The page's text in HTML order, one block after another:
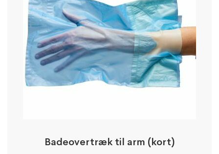
Badeovertræk til arm (kort)